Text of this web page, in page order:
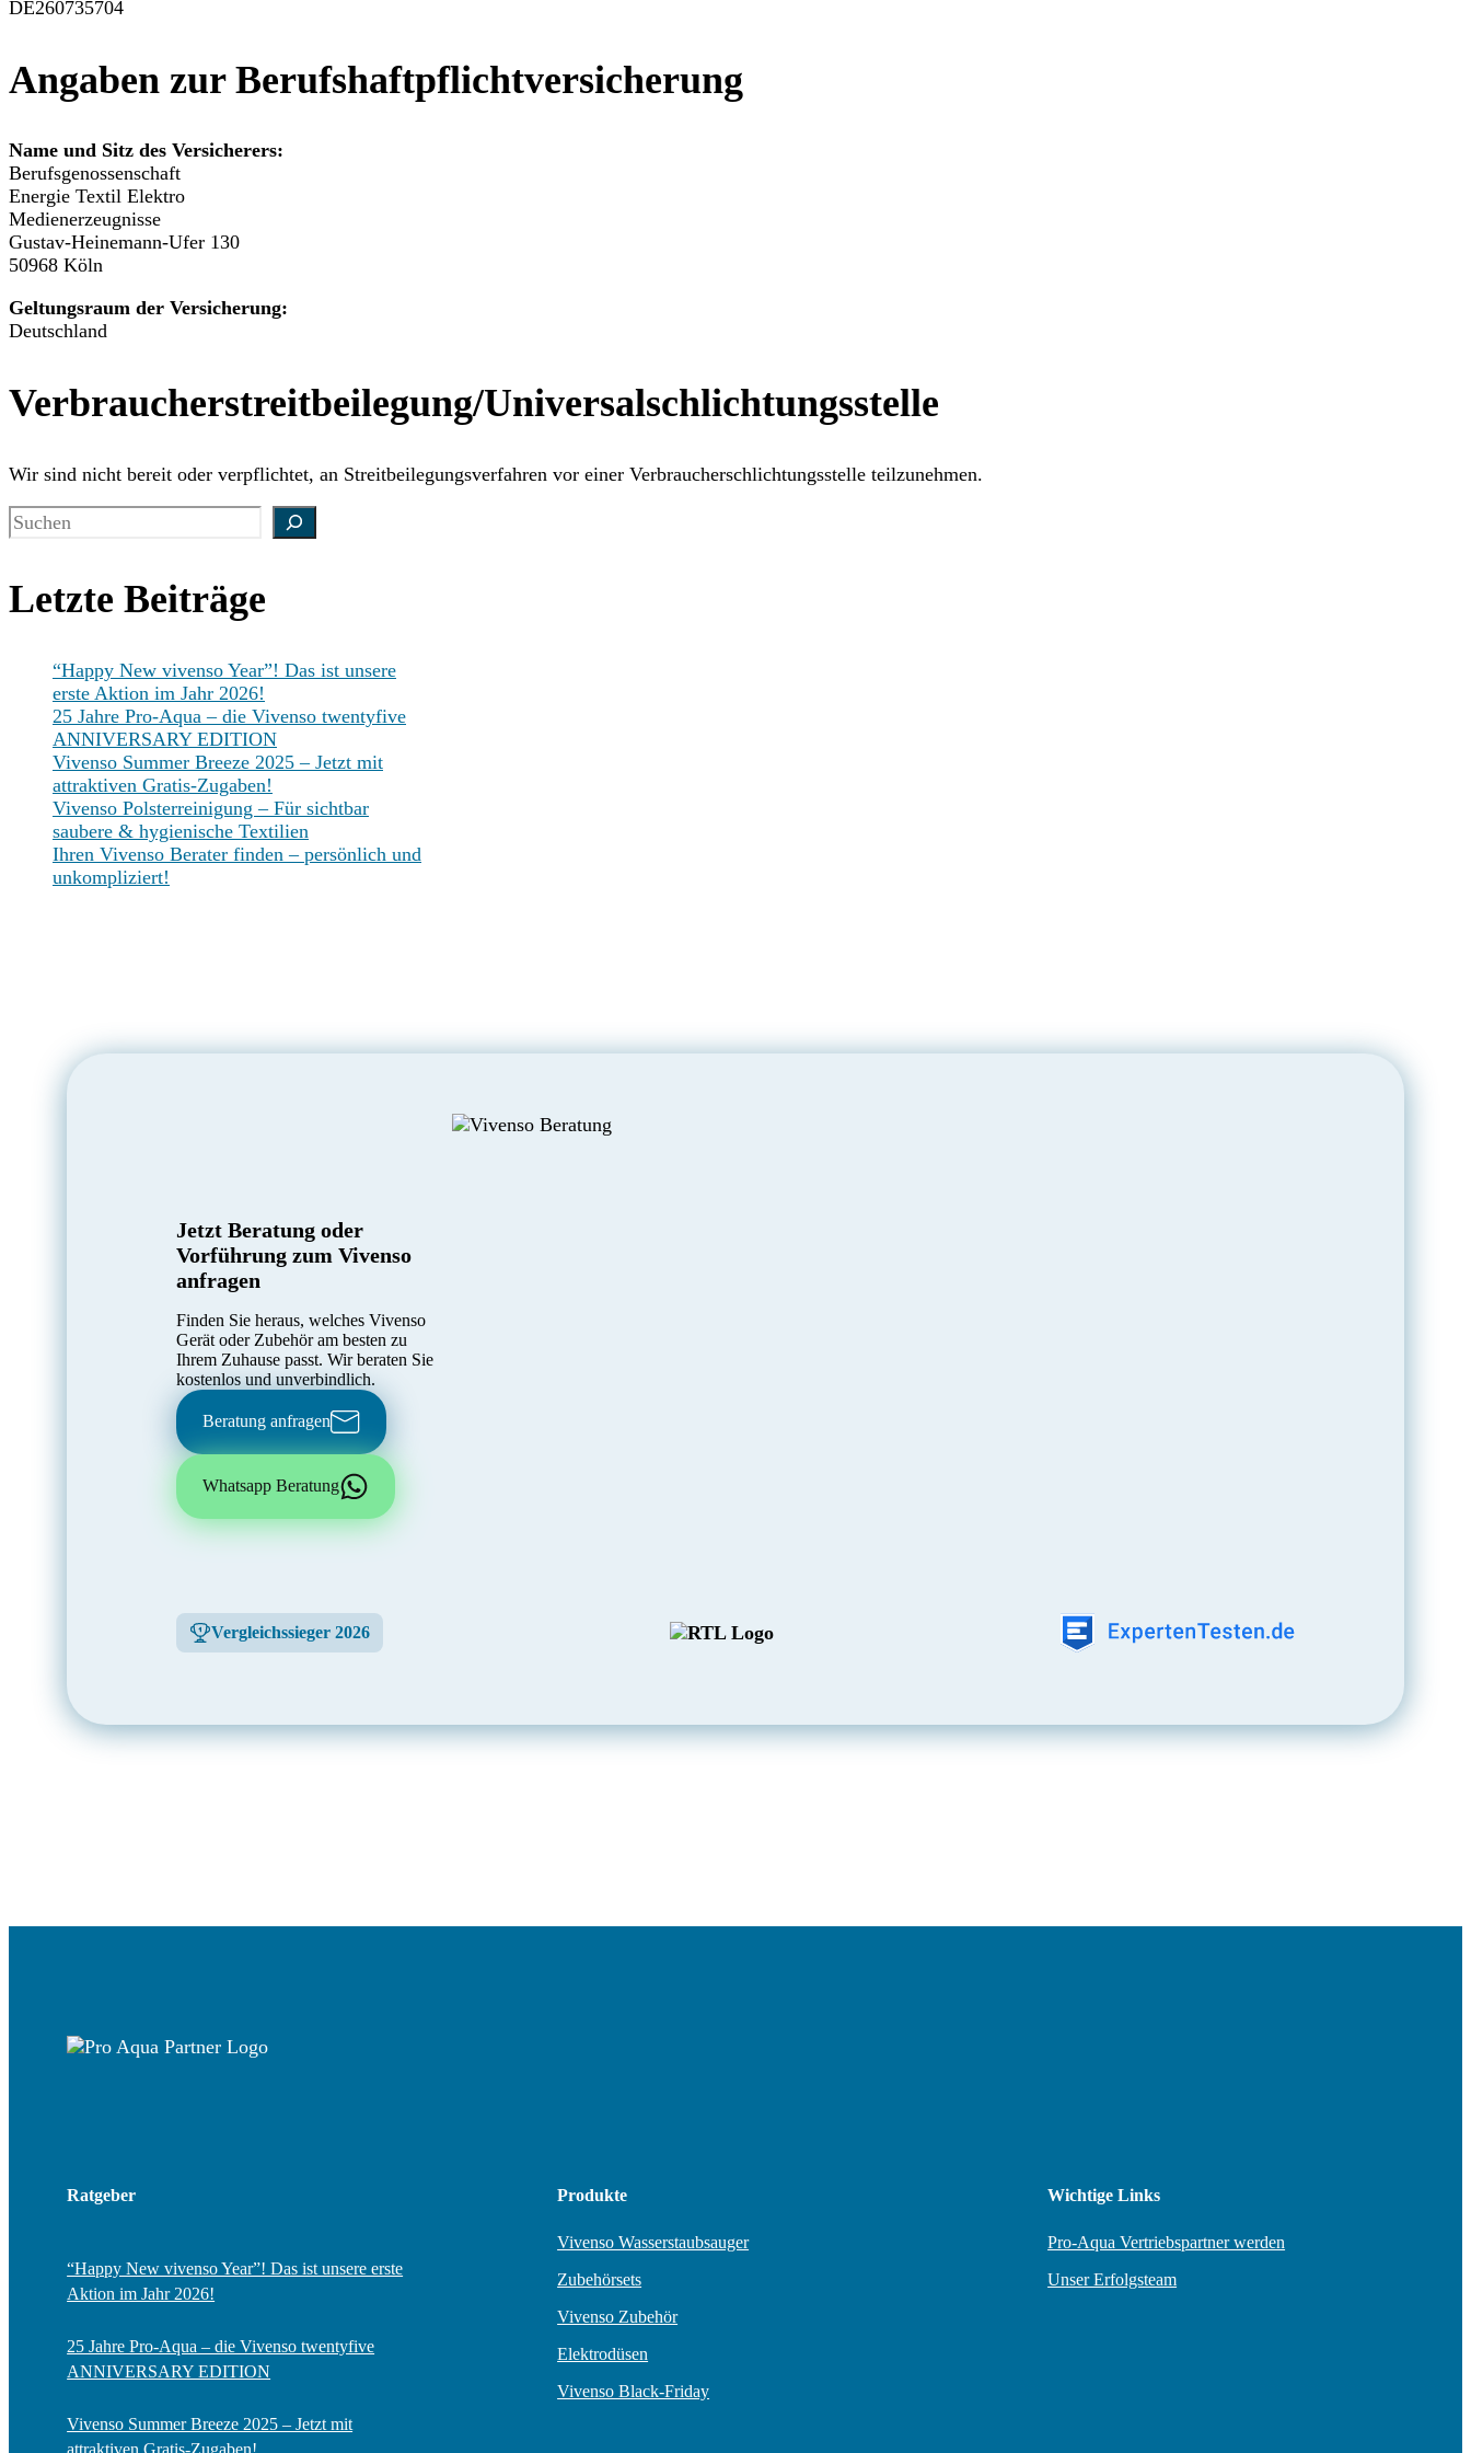
DE260735704
Angaben zur Berufs­haftpflicht­versicherung
Name und Sitz des Versicherers:
Berufsgenossenschaft
Energie Textil Elektro
Medienerzeugnisse
Gustav-Heinemann-Ufer 130
50968 Köln
Geltungsraum der Versicherung:
Deutschland
Verbraucher­streit­beilegung/Universal­schlichtungs­stelle
Wir sind nicht bereit oder verpflichtet, an Streitbeilegungsverfahren vor einer Verbraucherschlichtungsstelle teilzunehmen.
Suchen
Letzte Beiträge
“Happy New vivenso Year”! Das ist unsere
erste Aktion im Jahr 2026!
25 Jahre Pro-Aqua – die Vivenso twentyfive
ANNIVERSARY EDITION
Vivenso Summer Breeze 2025 – Jetzt mit
attraktiven Gratis-Zugaben!
Vivenso Polsterreinigung – Für sichtbar
saubere & hygienische Textilien
Ihren Vivenso Berater finden – persönlich und
unkompliziert!
Jetzt Beratung oder
Vorführung zum Vivenso
anfragen
Finden Sie heraus, welches Vivenso
Gerät oder Zubehör am besten zu
Ihrem Zuhause passt. Wir beraten Sie
kostenlos und unverbindlich.
Beratung anfragen
Whatsapp Beratung
Vergleichssieger 2026
Ratgeber
“Happy New vivenso Year”! Das ist unsere erste
Aktion im Jahr 2026!
25 Jahre Pro-Aqua – die Vivenso twentyfive
ANNIVERSARY EDITION
Vivenso Summer Breeze 2025 – Jetzt mit
Produkte
Vivenso Wasserstaubsauger
Zubehörsets
Vivenso Zubehör
Elektrodüsen
Vivenso Black-Friday
Wichtige Links
Pro-Aqua Vertriebspartner werden
Unser Erfolgsteam